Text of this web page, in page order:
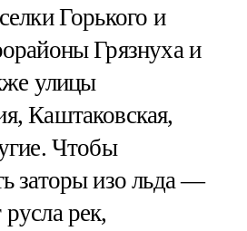
Горького и
Грязнуха и
улицы
Каштаковская,
Чтобы
заторы изо льда —
рек,